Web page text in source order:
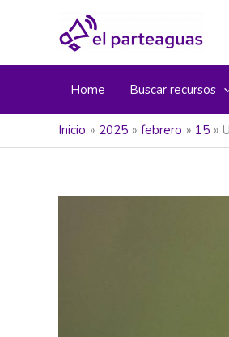
Home Buscar recursos
Inicio 2025 febrero 15